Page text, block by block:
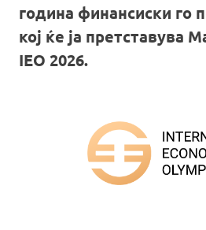
година финансиски го
кој ќе ја претставува
IEO 2026.